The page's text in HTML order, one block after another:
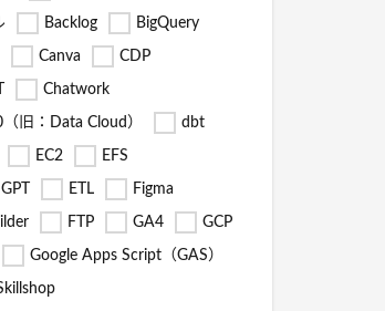
Backlog BigQuery
Canva CDP
Chatwork
旧：Data Cloud） dbt
EC2 EFS
ETL Figma
FTP GA4 GCP
Google Apps Script（GAS）